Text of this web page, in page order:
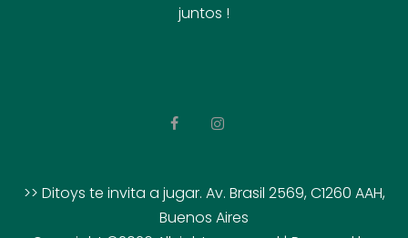
juntos !
>> Ditoys te invita a jugar. Av. Brasil 2569, C1260 AAH,
Buenos Aires